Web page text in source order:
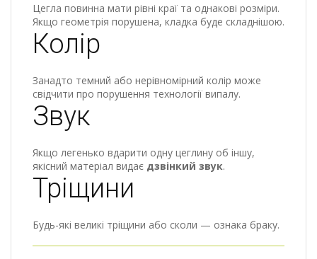
Цегла повинна мати рівні краї та однакові розміри.
Якщо геометрія порушена, кладка буде складнішою.
Колір
Занадто темний або нерівномірний колір може
свідчити про порушення технології випалу.
Звук
Якщо легенько вдарити одну цеглину об іншу,
якісний матеріал видає дзвінкий звук.
Тріщини
Будь-які великі тріщини або сколи — ознака браку.